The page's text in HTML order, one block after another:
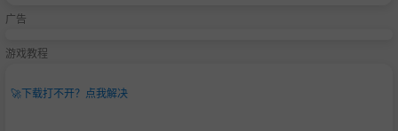
广告
游戏教程
🚀下载打不开？点我解决